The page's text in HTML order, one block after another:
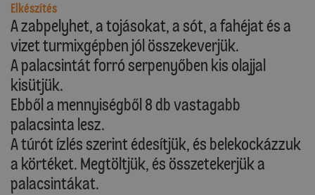
Elkészítés
A zabpelyhet, a tojásokat, a sót, a fahéjat és a
vizet turmixgépben jól összekeverjük.
A palacsintát forró serpenyőben kis olajjal
kisütjük.
Ebből a mennyiségből 8 db vastagabb
palacsinta lesz.
A túrót ízlés szerint édesítjük, és belekockázzuk
a körtéket. Megtöltjük, és összetekerjük a
palacsintákat.